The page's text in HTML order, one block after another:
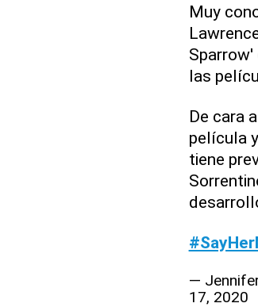
Muy
las
De cara
película
tiene
—
17, 2020